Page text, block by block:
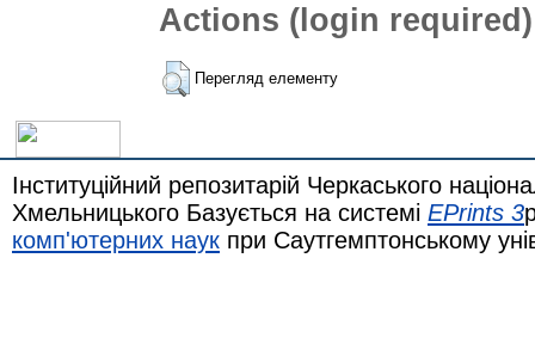
Actions (login required)
Перегляд елементу
Інституційний репозитарій Черкаського
Хмельницького Базується на системі EPrints 3
комп'ютерних наук при Саутгемптонському